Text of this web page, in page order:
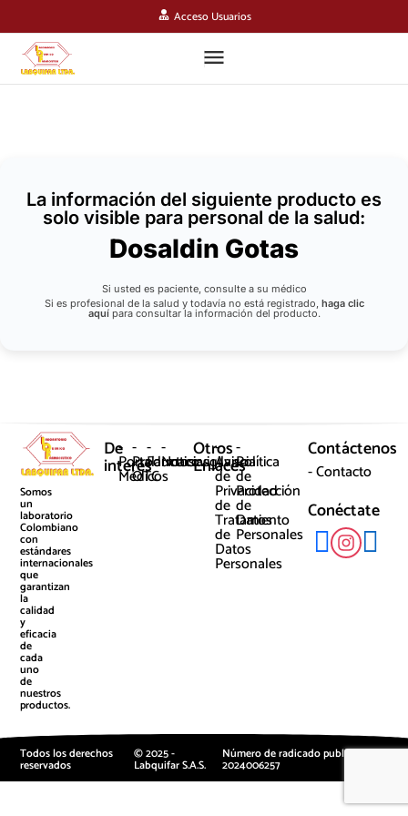
Acceso Usuarios
La información del siguiente producto es
solo visible para personal de la salud:
Dosaldin Gotas
Si usted es paciente, consulte a su médico
Si es profesional de la salud y todavía no está registrado, haga clic
aquípara consultar la información del producto.
Somos
un
laboratorio
Colombiano
con
estándares
internacionales
que
garantizan
la
calidad
y
eficacia
de
cada
uno
de
nuestros
productos.
De
interés
-
Portal
Médicos
-
Productos
OTC
-
Farmacovigilancia
-
NoticiasOtros
Enlaces
-
Aviso
de
Privacidad
de
Tratamiento
de
Datos
Personales
-
Política
de
Protección
de
Datos
Personales
Contáctenos
- Contacto
Conéctate
Todos los derechos
reservados
© 2025 -
Labquifar S.A.S.
Número de radicado publicidad:
2024006257